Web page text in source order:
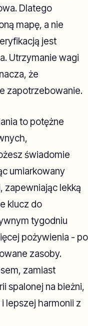
Dlatego
mapę, a nie
jest
Utrzymanie wagi
że
zapotrzebowanie.
to potężne
świadomie
umiarkowany
zapewniając lekką
klucz do
tygodniu
pożywienia - po
zasoby.
zamiast
spalonej na bieżni,
lepszej harmonii z